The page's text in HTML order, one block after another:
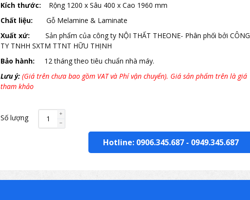
Kích thước: Rộng 1200 x Sâu 400 x Cao 1960 mm
Chất liệu:
Gỗ Melamine & Laminate
Xuất xứ:
Sản phẩm của công ty NỘI THẤT THEONE- Phân phối bởi CÔNG
TY TNHH SXTM TTNT HỮU THỊNH
Bảo hành:
12 tháng theo tiêu chuẩn nhà máy.
Lưu ý: (Giá trên chưa bao gồm VAT và Phí vận chuyển). Giá sản phẩm trên là giá
tham khảo
Số lượng
Hotline: 0906.345.687 - 0949.345.687